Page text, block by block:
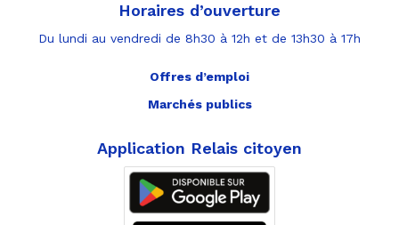
Horaires d’ouverture
Du lundi au vendredi de 8h30 à 12h et de 13h30 à 17h
Offres d’emploi
Marchés publics
Application Relais citoyen